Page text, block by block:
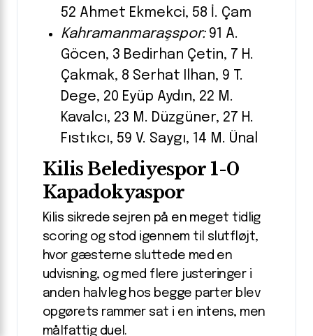
52 Ahmet Ekmekci, 58 İ. Çam
Kahramanmaraşspor:91 A.
Göcen, 3 Bedirhan Çetin, 7 H.
Çakmak, 8 Serhat Ilhan, 9 T.
Dege, 20 Eyüp Aydın, 22 M.
Kavalcı, 23 M. Düzgüner, 27 H.
Fıstıkcı, 59 V. Saygı, 14 M. Ünal
Kilis Belediyespor 1-0
Kapadokyaspor
Kilis sikrede sejren på en meget tidlig
scoring og stod igennem til slutfløjt,
hvor gæsterne sluttede med en
udvisning, og med flere justeringer i
anden halvleg hos begge parter blev
opgørets rammer sat i en intens, men
målfattig duel.